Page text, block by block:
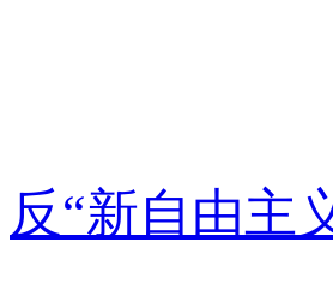
反“新自由主